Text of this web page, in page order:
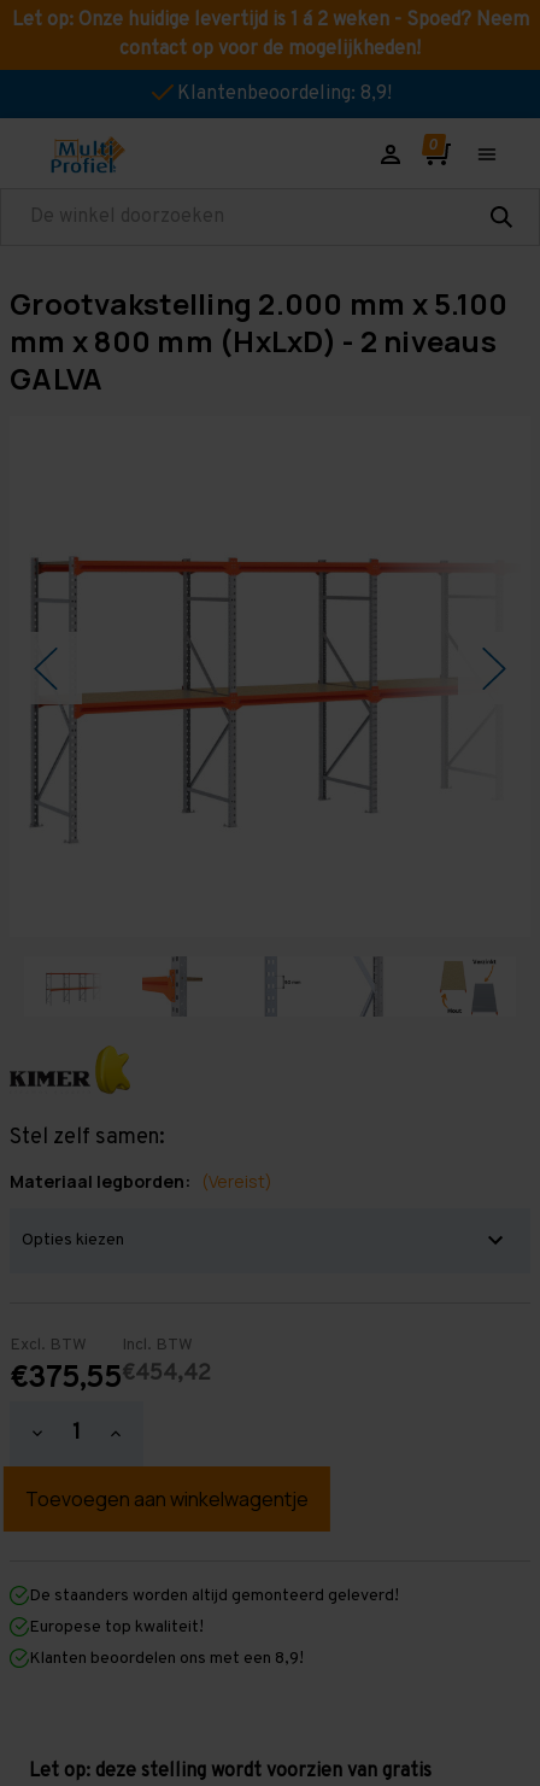
Let op: Onze huidige levertijd is 1 á 2 weken - Spoed? Neem
contact op voor de mogelijkheden!
Klantenbeoordeling: 8,9!
Zoeken
Grootvakstelling 2.000 mm x 5.100
mm x 800 mm (HxLxD) - 2 niveaus
GALVA
Stel zelf samen:
Materiaal legborden: (Vereist)
Excl. BTW
€375,55
Incl. BTW
€454,42
Hoeveelheid
verlagen
Grootvakstelling
mm
mm
x
800
mm
Hoeveelheid
verhogen
Grootvakstelling
mm
mm
800
mm
De staanders worden altijd gemonteerd geleverd!
Europese top kwaliteit!
Klanten beoordelen ons met een 8,9!
Let op: deze stelling wordt voorzien van gratis